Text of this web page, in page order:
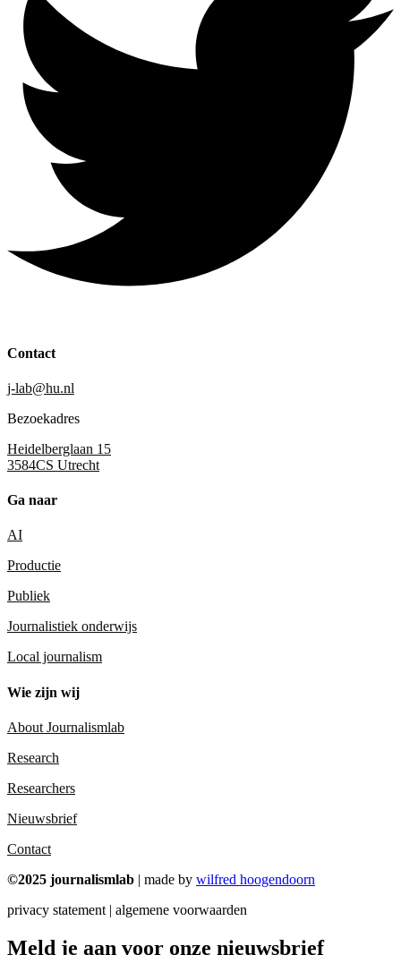
Contact
j-lab@hu.nl
Bezoekadres
Heidelberglaan 15
3584CS Utrecht
Ga naar
AI
Productie
Publiek
Journalistiek onderwijs
Local journalism
Wie zijn wij
About Journalismlab
Research
Researchers
Nieuwsbrief
Contact
©2025 journalismlab | made by wilfred hoogendoorn
privacy statement | algemene voorwaarden
Meld je aan voor onze nieuwsbrief